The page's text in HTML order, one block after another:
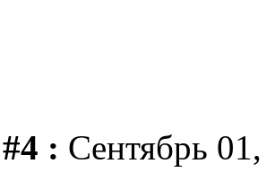
: Сентябрь